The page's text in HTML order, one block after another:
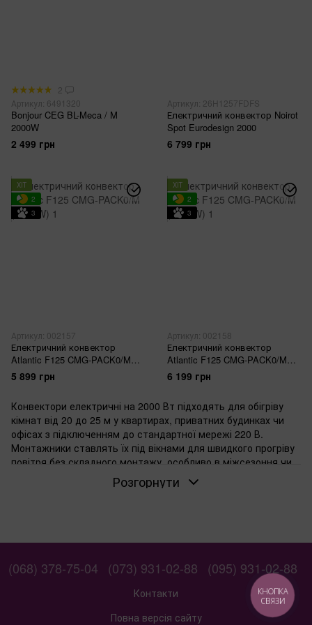
2
Артикул: 6491320
Bonjour CEG BL-Meca / M
2000W
2 499 грн
Артикул: 26H1257FDFS
Електричний конвектор Noirot
Spot Eurodesign 2000
6 799 грн
ХІТ
2
3
Артикул: 002157
Електричний конвектор
Atlantic F125 CMG-PACK0/M
(2000W)
5 899 грн
ХІТ
2
3
Артикул: 002158
Електричний конвектор
Atlantic F125 CMG-PACK0/M
(2500W)
6 199 грн
Конвектори електричні на 2000 Вт підходять для обігріву
кімнат від 20 до 25 м у квартирах, приватних будинках чи
офісах з підключенням до стандартної мережі 220 В.
Монтажники ставлять їх під вікнами для швидкого прогріву
повітря без складного монтажу, особливо в міжсезоння чи
температуру за 2030 хвилин. Якщо кімната квадратна з
використання. Власники зазначають, що в таких
приміщеннях конвектор рівномірно розподіляє тепло, не
Розгорнути
(068) 378-75-04 (073) 931-02-88 (095) 931-02-88
Контакти
Повна версія сайту
КНОПКА
СВЯЗИ